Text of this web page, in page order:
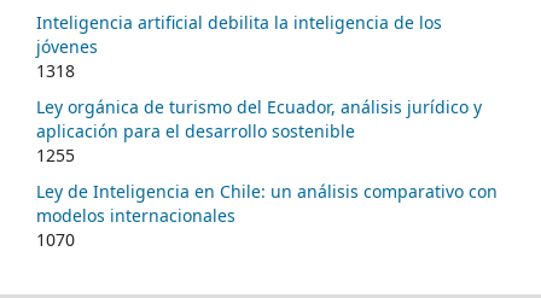
Inteligencia artificial debilita la inteligencia de los
jóvenes
1318
Ley orgánica de turismo del Ecuador, análisis jurídico y
aplicación para el desarrollo sostenible
1255
Ley de Inteligencia en Chile: un análisis comparativo con
modelos internacionales
1070